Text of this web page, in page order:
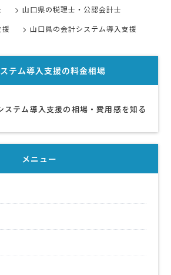
山口県の税理士・公認会計士
山口県の会計システム導入支援
テム導入支援の料金相場
ステム導入支援の相場・費用感を知る
メニュー